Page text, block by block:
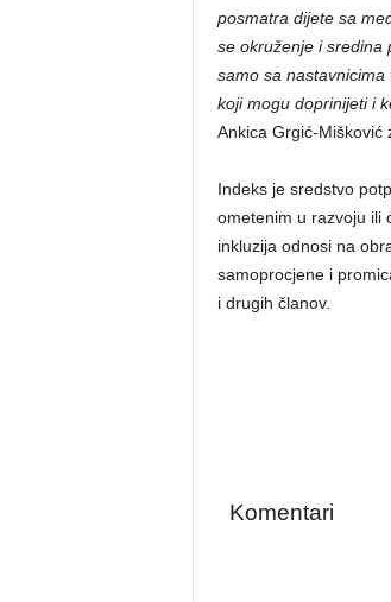
posmatra dijete sa
se okruženje i sredina
samo sa
koji mogu doprinijeti i
Ankica Grgić-Mišković
Indeks je sredstvo
ometenim u razvoju ili
inkluzija odnosi na
samoprocjene i
i drugih članov.
Komentari